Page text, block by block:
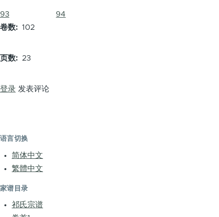
93
94
卷数
102
页数 23
登录 发表评论
语言切换
简体中文
繁體中文
家谱目录
祁氏宗谱